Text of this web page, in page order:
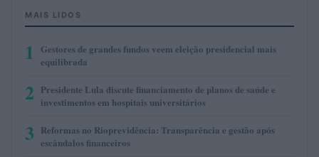
MAIS LIDOS
1
Gestores de grandes fundos veem eleição presidencial mais
equilibrada
2 Presidente Lula discute financiamento de planos de saúde e
investimentos em hospitais universitários
3 Reformas no Rioprevidência: Transparência e gestão após
escândalos financeiros